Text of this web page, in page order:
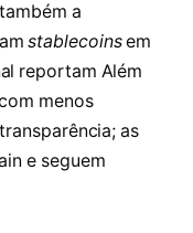
a
stablecoinsem
reportam Além
menos
as
e seguem